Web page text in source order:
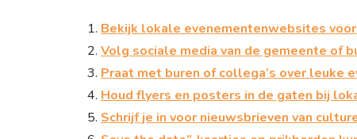
Bekijk lokale evenementenwebsites
Volg sociale media van de gemeente of
Praat met buren of collega’s over leuke
Houd flyers en posters in de gaten bij
Schrijf je in voor nieuwsbrieven van